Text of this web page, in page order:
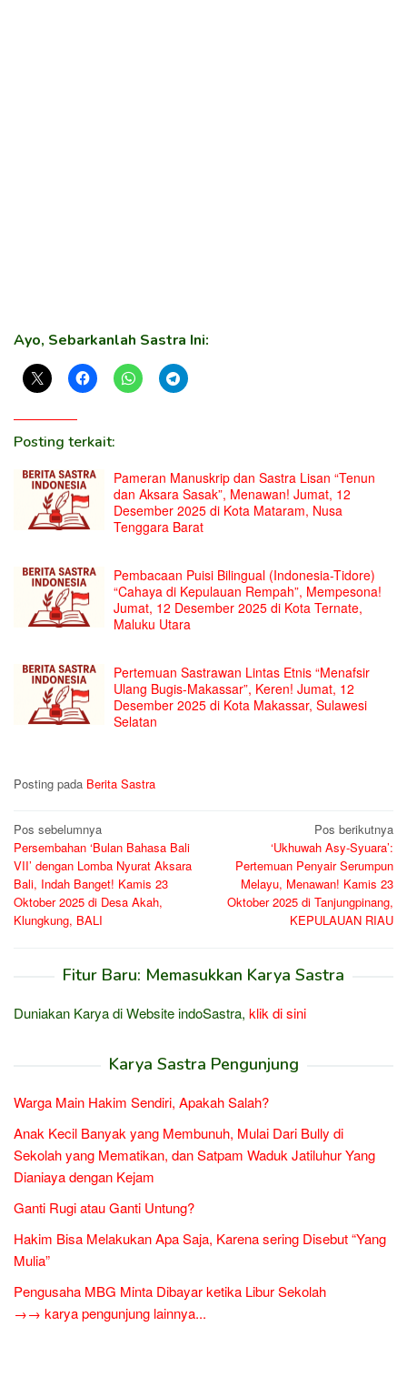
Ayo, Sebarkanlah Sastra Ini:
Posting terkait:
Pameran Manuskrip dan Sastra Lisan “Tenun
dan Aksara Sasak”, Menawan! Jumat, 12
Desember 2025 di Kota Mataram, Nusa
Tenggara Barat
Pembacaan Puisi Bilingual (Indonesia-Tidore)
“Cahaya di Kepulauan Rempah”, Mempesona!
Jumat, 12 Desember 2025 di Kota Ternate,
Maluku Utara
Pertemuan Sastrawan Lintas Etnis “Menafsir
Ulang Bugis-Makassar”, Keren! Jumat, 12
Desember 2025 di Kota Makassar, Sulawesi
Selatan
Posting pada Berita Sastra
Navigasi
pos
Pos sebelumnya
Persembahan ‘Bulan Bahasa Bali
VII’ dengan Lomba Nyurat Aksara
Bali, Indah Banget! Kamis 23
Oktober 2025 di Desa Akah,
Klungkung, BALI
Pos berikutnya
‘Ukhuwah Asy-Syuara’:
Pertemuan Penyair Serumpun
Melayu, Menawan! Kamis 23
Oktober 2025 di Tanjungpinang,
KEPULAUAN RIAU
Fitur Baru: Memasukkan Karya Sastra
Duniakan Karya di Website indoSastra, klik di sini
Karya Sastra Pengunjung
Warga Main Hakim Sendiri, Apakah Salah?
Anak Kecil Banyak yang Membunuh, Mulai Dari Bully di
Sekolah yang Mematikan, dan Satpam Waduk Jatiluhur Yang
Dianiaya dengan Kejam
Ganti Rugi atau Ganti Untung?
Hakim Bisa Melakukan Apa Saja, Karena sering Disebut “Yang
Mulia”
Pengusaha MBG Minta Dibayar ketika Libur Sekolah
→→ karya pengunjung lainnya...